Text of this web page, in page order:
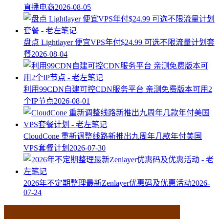
直播电商2026-08-05
盘点 Lightlayer 便宜VPS年付$24.99 可选不限流量计划套
餐2026-08-04
利用99CDN自建可控CDN服务平台 亲测免费版本可用2
个IP节点2026-08-01
CloudCone 重新调整线路新推出九周年几款年付美国
VPS套餐计划 2026-07-30
2026年不定期整理最新Zenlayer优惠码及优惠活动2026-
07-24